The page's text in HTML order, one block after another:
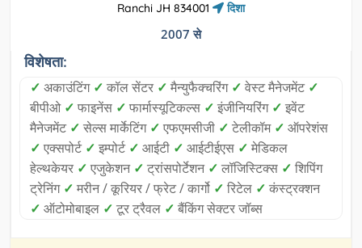
Ranchi JH 834001
दिशा
2007 से
विशेषता:
✓ अकाउंटिंग ✓ कॉल सेंटर ✓ मैन्युफैक्चरिंग ✓ वेस्ट मैनेजमेंट ✓
बीपीओ ✓ फाइनेंस ✓ फार्मास्यूटिकल्स ✓ इंजीनियरिंग ✓ इवेंट
मैनेजमेंट ✓ सेल्स मार्केटिंग ✓ एफएमसीजी ✓ टेलीकॉम ✓ ऑपरेशंस
✓ एक्सपोर्ट ✓ इम्पोर्ट ✓ आईटी ✓ आईटीईएस ✓ मेडिकल
हेल्थकेयर ✓ एजुकेशन ✓ ट्रांसपोर्टेशन ✓ लॉजिस्टिक्स ✓ शिपिंग
ट्रेनिंग ✓ मरीन / कूरियर / फ्रेट / कार्गो ✓ रिटेल ✓ कंस्ट्रक्शन
✓ ऑटोमोबाइल ✓ टूर ट्रैवल ✓ बैंकिंग सेक्टर जॉब्स